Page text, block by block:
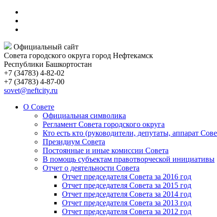
Официальный сайт
Совета городского округа город Нефтекамск
Республики Башкортостан
+7 (34783) 4-82-02
+7 (34783) 4-87-00
sovet@neftcity.ru
О Совете
Официальная символика
Регламент Совета городского округа
Кто есть кто (руководители, депутаты, аппарат
Президиум Совета
Постоянные и иные комиссии Совета
В помощь субъектам правотворческой инициативы
Отчет о деятельности Совета
Отчет председателя Совета за 2016 год
Отчет председателя Совета за 2015 год
Отчет председателя Совета за 2014 год
Отчет председателя Совета за 2013 год
Отчет председателя Совета за 2012 год